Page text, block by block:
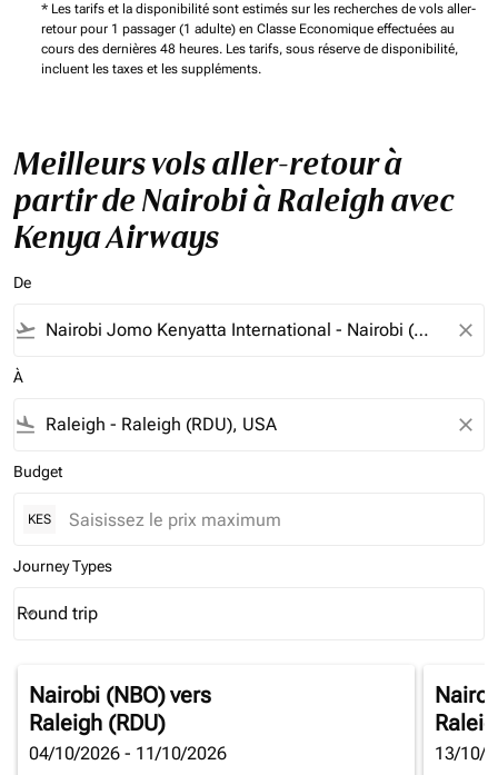
* Les tarifs et la disponibilité sont estimés sur les recherches de vols aller-
retour pour 1 passager (1 adulte) en Classe Economique effectuées au
cours des dernières 48 heures. Les tarifs, sous réserve de disponibilité,
incluent les taxes et les suppléments.
Meilleurs vols aller-retour à
partir de Nairobi à Raleigh avec
Kenya Airways
De
flight_takeoff close
À
flight_land close
Budget
KES
Journey Types
Journey Types option Round trip Selected
Round trip
keyboard_arrow_down
Nairobi (NBO)vers
Raleigh (RDU)
04/10/2026 - 11/10/2026 13/10/